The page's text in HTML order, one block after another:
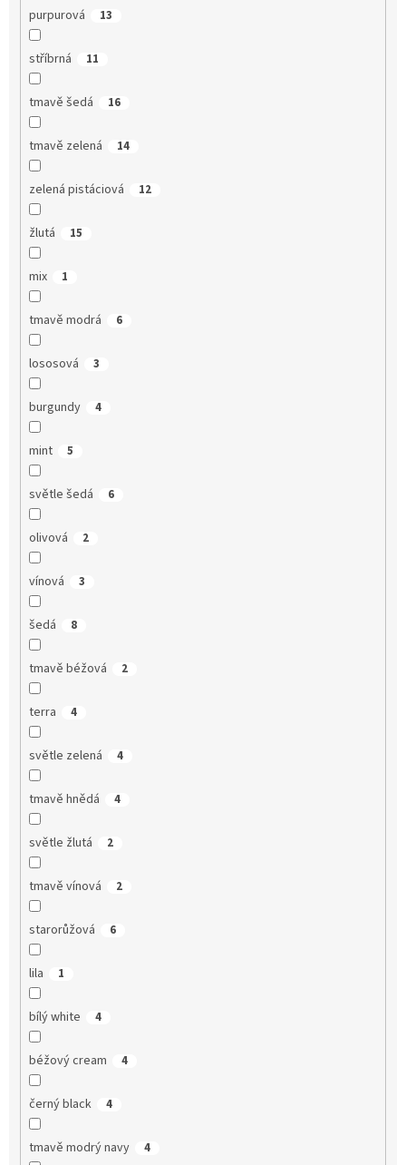
purpurová 13
stříbrná 11
tmavě šedá 16
tmavě zelená 14
zelená pistáciová 12
žlutá 15
mix 1
tmavě modrá 6
lososová 3
burgundy 4
mint 5
světle šedá 6
olivová 2
vínová 3
šedá 8
tmavě béžová 2
terra 4
světle zelená 4
tmavě hnědá 4
světle žlutá 2
tmavě vínová 2
starorůžová 6
lila 1
bílý white 4
béžový cream 4
černý black 4
tmavě modrý navy 4